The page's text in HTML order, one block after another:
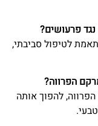
פרעושים?
לטיפול סביבתי,
הפרווה?
להפוך אותה